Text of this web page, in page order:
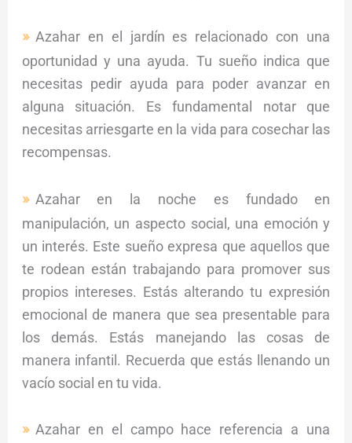
Azahar en el jardín es relacionado con una
oportunidad y una ayuda. Tu sueño indica que
necesitas pedir ayuda para poder avanzar en
alguna situación. Es fundamental notar que
necesitas arriesgarte en la vida para cosechar las
recompensas.
Azahar en la noche es fundado en
manipulación, un aspecto social, una emoción y
un interés. Este sueño expresa que aquellos que
te rodean están trabajando para promover sus
propios intereses. Estás alterando tu expresión
emocional de manera que sea presentable para
los demás. Estás manejando las cosas de
manera infantil. Recuerda que estás llenando un
vacío social en tu vida.
Azahar en el campo hace referencia a una